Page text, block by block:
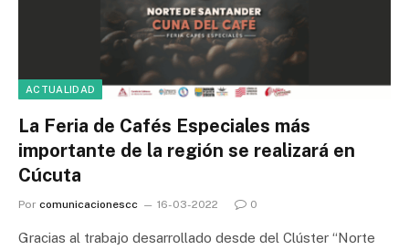
ACTUALIDAD
La Feria de Cafés Especiales más
importante de la región se realizará en
Cúcuta
Por comunicacionescc 16-03-2022 0
Gracias al trabajo desarrollado desde del Clúster “Norte